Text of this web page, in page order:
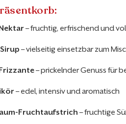
– fruchtig, erfrischend und
– vielseitig einsetzbar zum
– prickelnder Genuss für
– edel, intensiv und aromatisch
Fruchtaufstrich – fruchtige